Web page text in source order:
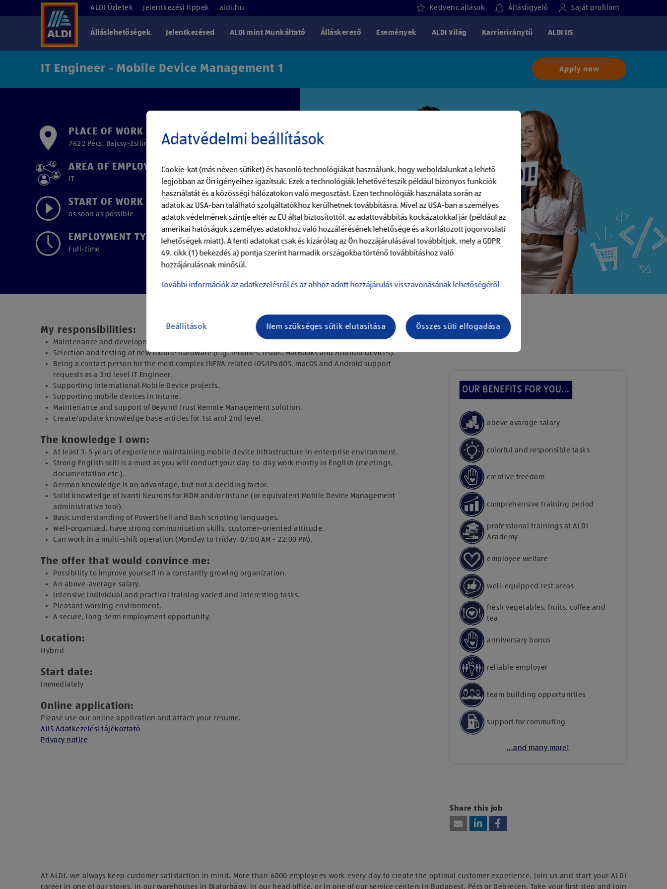
ALDI Üzletek Jelentkezési tippek aldi.hu Kedvenc állások Állásfigyelő Saját profilom
Álláslehetőségek Jelentkezésed ALDI mint Munkáltató Álláskereső Események ALDI Világ Karrieriránytű ALDI IIS
IT Engineer - Mobile Device Management 1 Apply now
PLACE OF WORK
7622 Pécs, Bajcsy-Zsilinszky utca 33.
AREA OF EMPLOYMENT
IT
START OF WORK
as soon as possible
EMPLOYMENT TYPE
Full-time
My responsibilities:
Maintenance and development of global Ivanti Neurons for MDM infrastructure.
Selection and testing of new mobile hardware (e.g. iPhones, iPads, MacBooks and Android devices).
Being a contact person for the most complex INFRA related iOS/iPadOS, macOS and Android support
requests as a 3rd level IT Engineer.
Supporting international Mobile Device projects.
Supporting mobile devices in Intune.
Maintenance and support of Beyond Trust Remote Management solution.
Create/update knowledge base articles for 1st and 2nd level.
The knowledge I own:
At least 3-5 years of experience maintaining mobile device infrastructure in enterprise environment.
Strong English skill is a must as you will conduct your day-to-day work mostly in English (meetings,
documentation etc.).
German knowledge is an advantage, but not a deciding factor.
Solid knowledge of Ivanti Neurons for MDM and/or Intune (or equivalent Mobile Device Management
administrative tool).
Basic understanding of PowerShell and Bash scripting languages.
Well-organized, have strong communication skills, customer-oriented attitude.
Can work in a multi-shift operation (Monday to Friday, 07:00 AM - 22:00 PM).
The offer that would convince me:
Possibility to improve yourself in a constantly growing organization.
An above-average salary.
Intensive individual and practical training varied and interesting tasks.
Pleasant working environment.
A secure, long-term employment opportunity.
Location:
​Hybrid​
Start date:
Immediately​
Online application:
Please use our online application and attach your resume.
AIIS Adatkezelési tájékoztató
Privacy notice
add to job list
OUR BENEFITS FOR YOU...
above avarage salary
colorful and responsible tasks
creative freedom
comprehensive training period
professional trainings at ALDI
Academy
employee welfare
well-equipped rest areas
fresh vegetables, fruits, coffee and
tea
anniversary bonus
reliable employer
team building opportunities
support for commuting
...and many more!
harmadik fél szolgáltatásainak vagy
technológiájának használatához.
Share this job
At ALDI, we always keep customer satisfaction in mind. More than 6000 employees work every day to create the optimal customer experience. Join us and start your ALDI
career in one of our stores, in our warehouses in Biatorbágy, in our head office, or in one of our service centers in Budapest, Pécs or Debrecen. Take your first step and join
Adatvédelmi beállítások
Cookie-kat (más néven sütiket) és hasonló technológiákat használunk, hogy weboldalunkat a lehető
legjobban az Ön igényeihez igazítsuk. Ezek a technológiák lehetővé teszik például bizonyos funkciók
használatát és a közösségi hálózatokon való megosztást. Ezen technológiák használata során az
adatok az USA-ban található szolgáltatókhoz kerülhetnek továbbításra. Mivel az USA-ban a személyes
adatok védelmének szintje eltér az EU által biztosítottól, az adattovábbítás kockázatokkal jár (például az
amerikai hatóságok személyes adatokhoz való hozzáférésének lehetősége és a korlátozott jogorvoslati
lehetőségek miatt). A fenti adatokat csak és kizárólag az Ön hozzájárulásával továbbítjuk, mely a GDPR
49. cikk (1) bekezdés a) pontja szerint harmadik országokba történő továbbításhoz való
hozzájárulásnak minősül.
További információk az adatkezelésről és az ahhoz adott hozzájárulás visszavonásának lehetőségéről
Beállítások Nem szükséges sütik elutasítása Összes süti elfogadása